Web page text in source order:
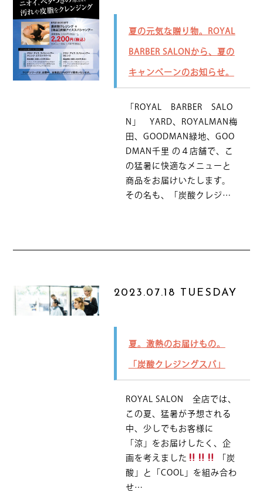
夏の元気な贈り物。ROYAL
BARBER SALONから、夏の
キャンペーンのお知らせ。
「ROYAL BARBER SALO
N」 YARD、ROYALMAN梅
田、GOODMAN緑地、GOO
DMAN千里 の４店舗で、こ
の猛暑に快適なメニューと
商品をお届けいたします。
その名も、「炭酸クレジ…
2023.07.18 TUESDAY
夏。激熱のお届けもの。
「炭酸クレジングスパ」
ROYAL SALON 全店では、
この夏、猛暑が予想される
中、少しでもお客様に
「涼」をお届けしたく、企
画を考えました
「炭
酸」と「COOL」を組み合わ
せ…